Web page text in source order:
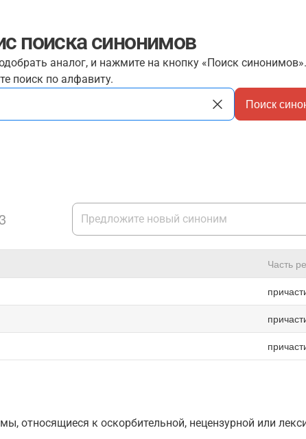
поиска синонимов
аналог, и нажмите на кнопку «Поиск
поиск по алфавиту.
Поиск
3
Часть
относящиеся к оскорбительной, нецензурной или